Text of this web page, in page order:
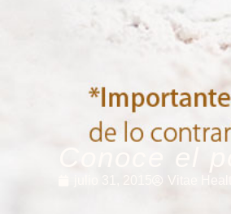
Conoce el